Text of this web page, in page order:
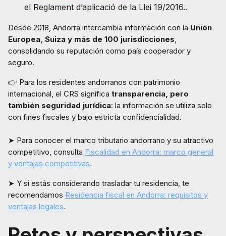
el Reglament d’aplicació de la Llei 19/2016..
Desde 2018, Andorra intercambia información con la Unión
Europea, Suiza y más de 100 jurisdicciones,
consolidando su reputación como país cooperador y
seguro.
👉 Para los residentes andorranos con patrimonio
internacional, el CRS significa transparencia, pero
también seguridad jurídica: la información se utiliza solo
con fines fiscales y bajo estricta confidencialidad.
➤ Para conocer el marco tributario andorrano y su atractivo
competitivo, consulta Fiscalidad en Andorra: marco general
y ventajas competitivas.
➤ Y si estás considerando trasladar tu residencia, te
recomendamos Residencia fiscal en Andorra: requisitos y
ventajas legales.